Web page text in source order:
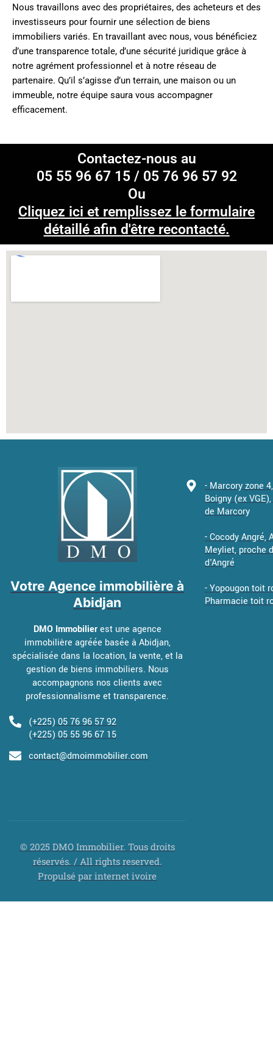
Nous travaillons avec des propriétaires, des acheteurs et des
investisseurs pour fournir une sélection de biens
immobiliers variés. En travaillant avec nous, vous bénéficiez
d’une transparence totale, d’une sécurité juridique grâce à
notre agrément professionnel et à notre réseau de
partenaire. Qu’il s’agisse d’un terrain, une maison ou un
immeuble, notre équipe saura vous accompagner
efficacement.
Contactez-nous au
05 55 96 67 15 / 05 76 96 57 92
Ou
Cliquez ici et remplissez le formulaire
détaillé afin d'être recontacté.
Votre Agence immobilière à
Abidjan
DMO Immobilierest une agence
immobilière agréée basée à Abidjan,
spécialisée dans la location, la vente, et la
gestion de biens immobiliers. Nous
accompagnons nos clients avec
professionnalisme et transparence.
(+225) 05 76 96 57 92
(+225) 05 55 96 67 15
contact@dmoimmobilier.com
- Marcory zone
Boigny (ex
de Marcory
- Cocody Angré,
Meyliet, proche
d'Angré
- Yopougon toit
Pharmacie toit
© 2025 DMO Immobilier. Tous droits
réservés. / All rights reserved.
Propulsé par internet ivoire